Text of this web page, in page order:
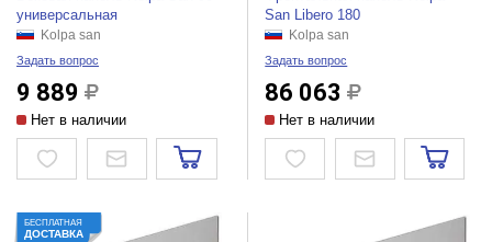
универсальная
Kolpa san
Задать вопрос
9 889
Нет в наличии
San Libero 180
Kolpa san
Задать вопрос
86 063
Нет в наличии
БЕСПЛАТНАЯ
ДОСТАВКА